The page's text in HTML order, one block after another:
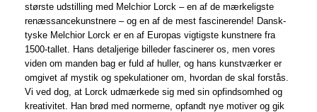
største udstilling med Melchior Lorck – en af de mærkeligste
renæssancekunstnere – og en af de mest fascinerende! Dansk-
tyske Melchior Lorck er en af Europas vigtigste kunstnere fra
1500-tallet. Hans detaljerige billeder fascinerer os, men vores
viden om manden bag er fuld af huller, og hans kunstværker er
omgivet af mystik og spekulationer om, hvordan de skal forstås.
Vi ved dog, at Lorck udmærkede sig med sin opfindsomhed og
kreativitet. Han brød med normerne, opfandt nye motiver og gik